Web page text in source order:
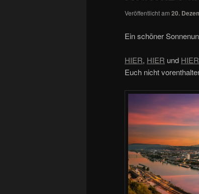
Veröffentlicht am 20.
Ein schöner
HIER, HIER und HIER
Euch nicht